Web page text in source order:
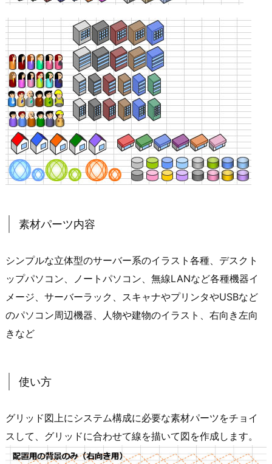
素材パーツ内容
シンプルな立体型のサーバー系のイラスト各種、デスクト
ップパソコン、ノートパソコン、無線LANなど各種機器イ
メージ、サーバーラック、スキャナやプリンタやUSBなど
のパソコン周辺機器、人物や建物のイラスト、右向き左向
きなど
使い方
グリッド図上にシステム構成に必要な素材パーツをチョイ
スして、グリッドに合わせて線を描いて図を作成します。